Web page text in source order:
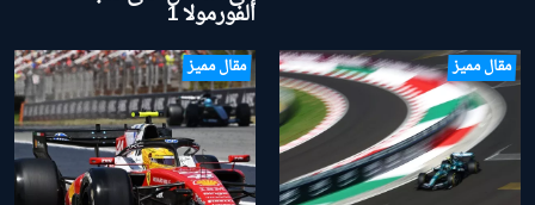
الفورمولا 1
مقال مميز مقال مميز